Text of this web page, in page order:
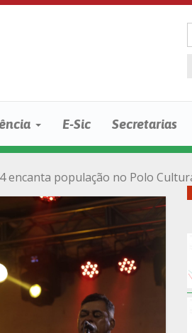
E-Sic Secretarias
encanta população no Polo